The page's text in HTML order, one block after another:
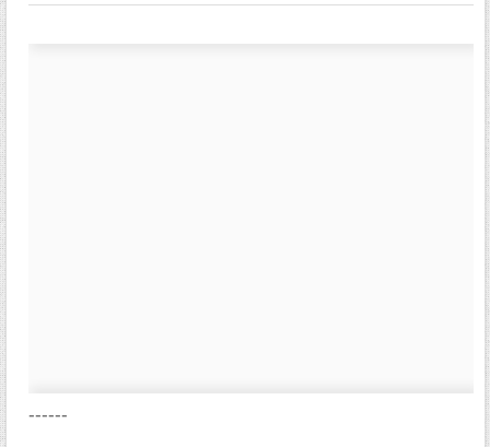
------